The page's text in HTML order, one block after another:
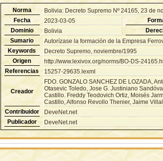
Norma
Bolivia: Decreto Supremo Nº 24165, 23 de
Fecha
2023-03-05
Dominio
Bolivia
Sumario
Autorízase la formación de la Empresa
Keywords
Decreto Supremo, noviembre/1995
Origen
http://www.lexivox.org/norms/BO-DS-
Referencias
15257-29635.lexml
Creador
FDO. GONZALO SANCHEZ DE LOZADA,
Otasevic Toledo, Jose G. Justiniano
Castillo. Freddy Teodovich Ortiz, Moisés
Castillo, Alfonso Revollo Thenier, Jaime
Contribuidor
DeveNet.net
Publicador
DeveNet.net